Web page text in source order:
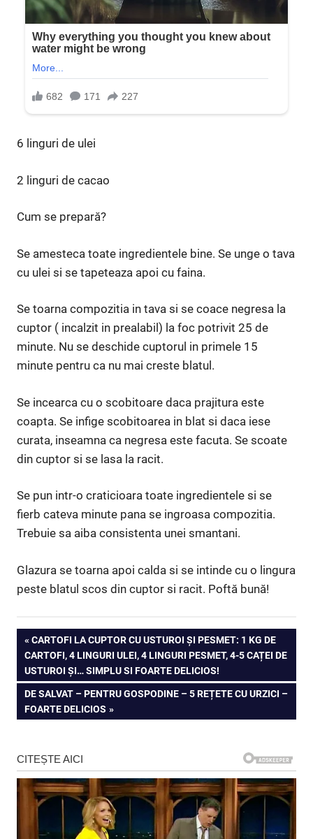
6 linguri de ulei
2 linguri de cacao
Cum se prepară?
Se amesteca toate ingredientele bine. Se unge o tava
cu ulei si se tapeteaza apoi cu faina.
Se toarna compozitia in tava si se coace negresa la
cuptor ( incalzit in prealabil) la foc potrivit 25 de
minute. Nu se deschide cuptorul in primele 15
minute pentru ca nu mai creste blatul.
Se incearca cu o scobitoare daca prajitura este
coapta. Se infige scobitoarea in blat si daca iese
curata, inseamna ca negresa este facuta. Se scoate
din cuptor si se lasa la racit.
Se pun intr-o craticioara toate ingredientele si se
fierb cateva minute pana se ingroasa compozitia.
Trebuie sa aiba consistenta unei smantani.
Glazura se toarna apoi calda si se intinde cu o lingura
peste blatul scos din cuptor si racit. Poftă bună!
Navigare
în
articole
PREVIOUS
POST:
CARTOFI LA CUPTOR CU USTUROI ȘI PESMET: 1 KG DE
CARTOFI, 4 LINGURI ULEI, 4 LINGURI PESMET, 4-5 CAȚEI DE
USTUROI ȘI… SIMPLU SI FOARTE DELICIOS!
NEXT
POST:
DE SALVAT – PENTRU GOSPODINE – 5 REȚETE CU URZICI –
FOARTE DELICIOS